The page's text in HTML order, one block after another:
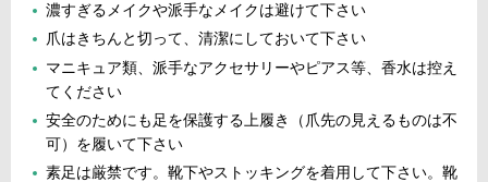
濃すぎるメイクや派手なメイクは避けて下さい
爪はきちんと切って、清潔にしておいて下さい
マニキュア類、派手なアクセサリーやピアス等、香水は控え
てください
安全のためにも足を保護する上履き（爪先の見えるものは不
可）を履いて下さい
素足は厳禁です。靴下やストッキングを着用して下さい。靴